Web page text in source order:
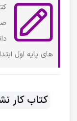
های پایه اول
کتاب کار